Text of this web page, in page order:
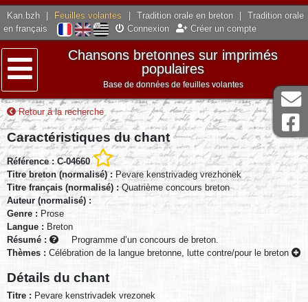
Kan.bzh Feuilles volantes Tradition orale en breton
Tradition orale
en français
Connexion Créer un compte
Menu
Chansons bretonnes sur imprimés
populaires
Base de données de feuilles volantes
Retour à la recherche
Caractéristiques du chant
Référence : C-04660
Titre breton (normalisé) :Pevare kenstrivadeg vrezhonek
Titre français (normalisé) :Quatrième concours breton
Auteur (normalisé) :
Genre : Prose
Langue : Breton
Résumé :
Programme d’un concours de breton.
Thèmes : Célébration de la langue bretonne, lutte contre/pour le breton
Détails du chant
Titre : Pevare kenstrivadek vrezonek